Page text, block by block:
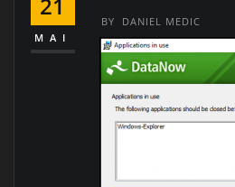
MAI
BY DANIEL MEDIC